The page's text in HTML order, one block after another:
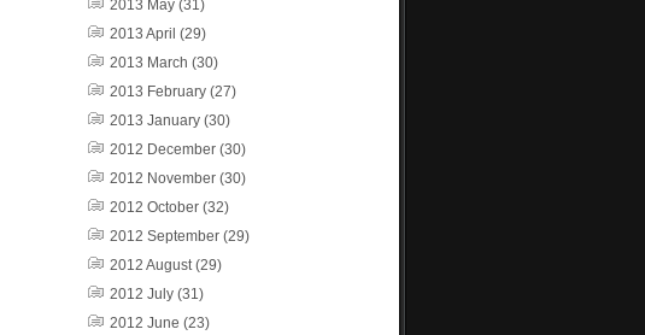
2013 May (31)
2013 April (29)
2013 March (30)
2013 February (27)
2013 January (30)
2012 December (30)
2012 November (30)
2012 October (32)
2012 September (29)
2012 August(29)
2012 July (31)
2012 June (23)